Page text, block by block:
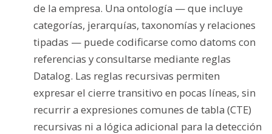
de la empresa. Una ontología — que incluye
categorías, jerarquías, taxonomías y relaciones
tipadas — puede codificarse como datoms con
referencias y consultarse mediante reglas
Datalog. Las reglas recursivas permiten
expresar el cierre transitivo en pocas líneas, sin
recurrir a expresiones comunes de tabla (CTE)
recursivas ni a lógica adicional para la detección